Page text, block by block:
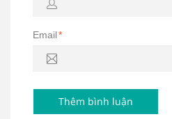
Email*